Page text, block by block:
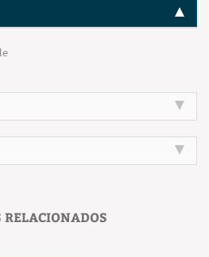
RELACIONADOS